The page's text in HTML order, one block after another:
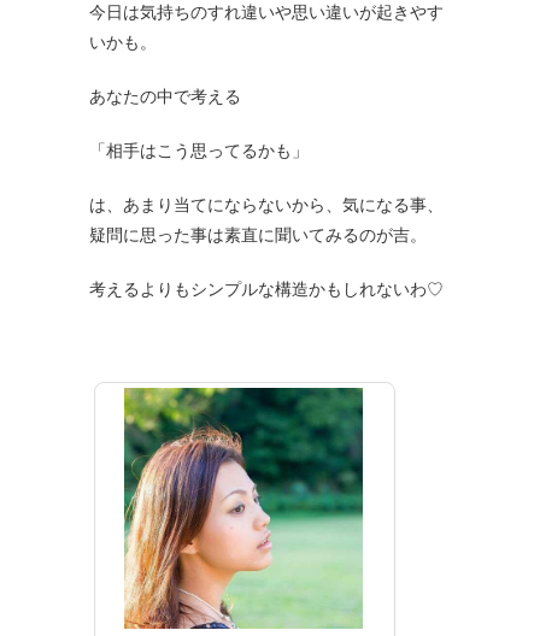
今日は気持ちのすれ違いや思い違いが起きやす
いかも。
あなたの中で考える
「相手はこう思ってるかも」
は、あまり当てにならないから、気になる事、
疑問に思った事は素直に聞いてみるのが吉。
考えるよりもシンプルな構造かもしれないわ♡